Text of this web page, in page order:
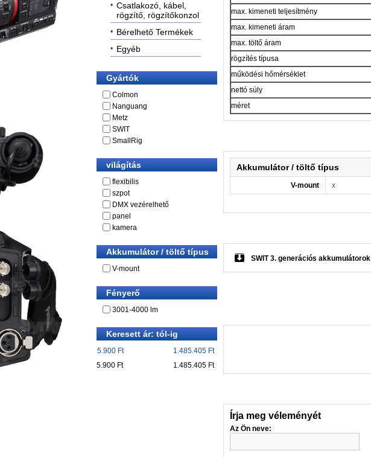
Csatlakozó, kábel,
rögzítő, rögzítőkonzol
Bérelhető Termékek
Egyéb
Gyártók
Colmon
Nanguang
Metz
SWIT
SmallRig
világítás
flexibilis
szpot
DMX vezérelhető
panel
kamera
Akkumulátor / töltő típus
V-mount
Fényerő
3001-4000 lm
Keresett ár: tól-ig
5.900 Ft
1.485.405 Ft
5.900 Ft
1.485.405 Ft
max. kimeneti teljesítmény
max. kimeneti áram
max. töltő áram
rögzítés típusa
működési hőmérséklet
nettó súly
méret
Akkumulátor / töltő típus
V-mount x
SWIT 3. generációs akkumulátorok
Írja meg véleményét
Az Ön neve: